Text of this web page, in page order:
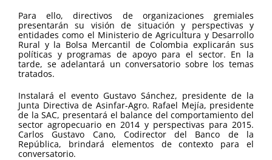
Para ello, directivos de organizaciones gremiales
presentarán su visión de situación y perspectivas y
entidades como el Ministerio de Agricultura y Desarrollo
Rural y la Bolsa Mercantil de Colombia explicarán sus
políticas y programas de apoyo para el sector. En la
tarde, se adelantará un conversatorio sobre los temas
tratados.
Instalará el evento Gustavo Sánchez, presidente de la
Junta Directiva de Asinfar-Agro. Rafael Mejía, presidente
de la SAC, presentará el balance del comportamiento del
sector agropecuario en 2014 y perspectivas para 2015.
Carlos Gustavo Cano, Codirector del Banco de la
República, brindará elementos de contexto para el
conversatorio.